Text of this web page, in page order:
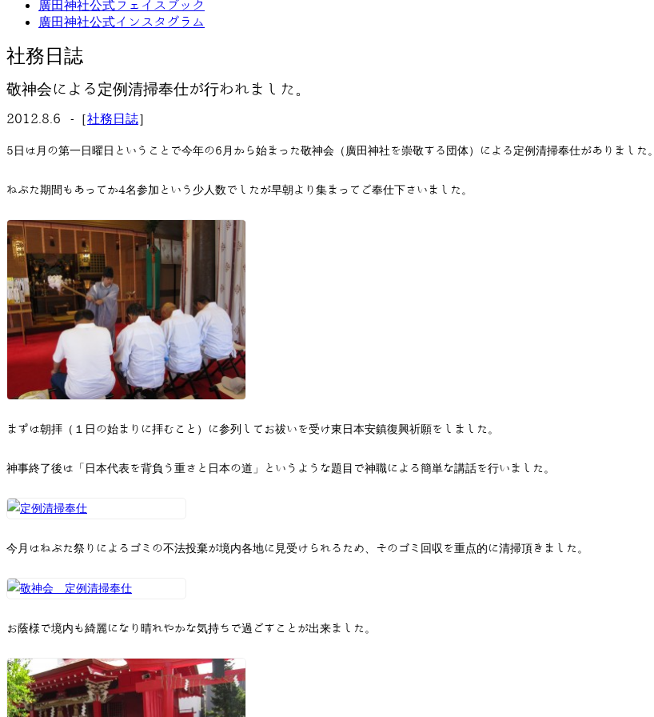
廣田神社公式フェイスブック
廣田神社公式インスタグラム
社務日誌
敬神会による定例清掃奉仕が行われました。
2012.8.6 -［社務日誌］
5日は月の第一日曜日ということで今年の6月から始まった敬神会（廣田神社を崇敬する団体）による定例清掃奉仕がありました。
ねぶた期間もあってか4名参加という少人数でしたが早朝より集まってご奉仕下さいました。
まずは朝拝（１日の始まりに拝むこと）に参列してお祓いを受け東日本安鎮復興祈願をしました。
神事終了後は「日本代表を背負う重さと日本の道」というような題目で神職による簡単な講話を行いました。
今月はねぶた祭りによるゴミの不法投棄が境内各地に見受けられるため、そのゴミ回収を重点的に清掃頂きました。
お蔭様で境内も綺麗になり晴れやかな気持ちで過ごすことが出来ました。